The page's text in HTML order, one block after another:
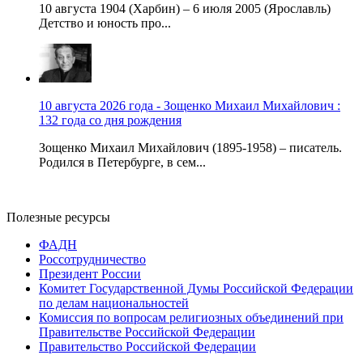
10 августа 1904 (Харбин) – 6 июля 2005 (Ярославль)
Детство и юность про...
10 августа 2026 года - Зощенко Михаил Михайлович :
132 года со дня рождения
Зощенко Михаил Михайлович (1895-1958) – писатель.
Родился в Петербурге, в сем...
Полезные ресурсы
ФАДН
Россотрудничество
Президент России
Комитет Государственной Думы Российской Федерации
по делам национальностей
Комиссия по вопросам религиозных объединений при
Правительстве Российской Федерации
Правительство Российской Федерации